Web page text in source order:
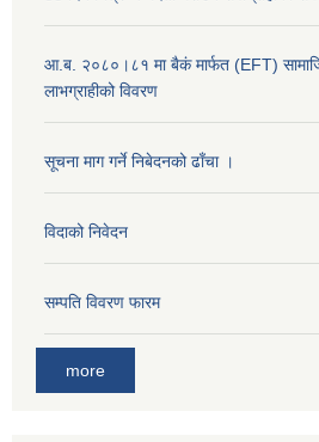
आ.ब. २०८०।८१ मा बैकं मार्फत (EFT) सामाजिक
लाभग्राहीको विवरण
सूचना माग गर्ने निबेदनको ढाँचा ।
विदाको निवेदन
सम्पति विवरण फारम
more